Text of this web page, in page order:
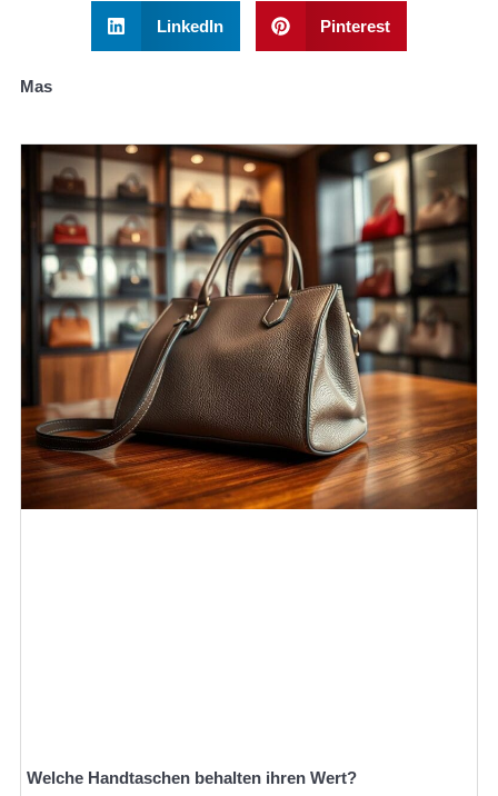
LinkedIn Pinterest
Mas
Welche Handtaschen behalten ihren Wert?